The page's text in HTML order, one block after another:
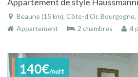
Beaune (15 km), Côte-d'Or, Bourgogne,
Appartement
2 chambres 4
140€/nuit